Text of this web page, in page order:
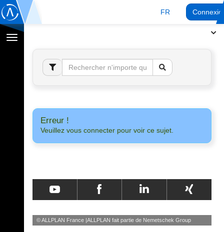
FR
Afficher
Erreur !
Veuillez vous connecter pour voir ce sujet.
© ALLPLAN France ALLPLAN fait partie de Nemetschek Group